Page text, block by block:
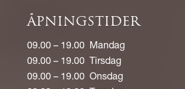
ÅPNINGSTIDER
09.00 – 19.00 Mandag
09.00 – 19.00 Tirsdag
09.00 – 19.00 Onsdag